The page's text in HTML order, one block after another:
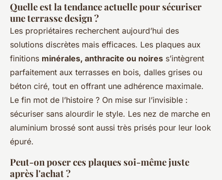
Quelle est la tendance actuelle pour sécuriser
une terrasse design ?
Les propriétaires recherchent aujourd’hui des
solutions discrètes mais efficaces. Les plaques aux
finitions minérales, anthracite ou noires s’intègrent
parfaitement aux terrasses en bois, dalles grises ou
béton ciré, tout en offrant une adhérence maximale.
Le fin mot de l’histoire ? On mise sur l’invisible :
sécuriser sans alourdir le style. Les nez de marche en
aluminium brossé sont aussi très prisés pour leur look
épuré.
Peut-on poser ces plaques soi-même juste
après l'achat ?